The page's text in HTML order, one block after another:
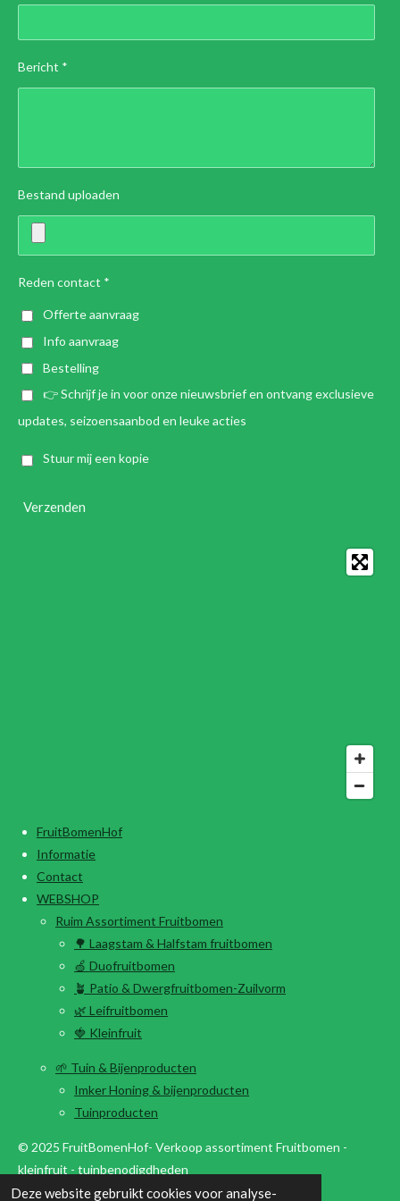
Deze website gebruikt cookies voor analyse-
Bericht *
Bestand uploaden
Reden contact *
Offerte aanvraag
Info aanvraag
Bestelling
👉 Schrijf je in voor onze nieuwsbrief en ontvang exclusieve
updates, seizoensaanbod en leuke acties
Stuur mij een kopie
Verzenden
FruitBomenHof
Informatie
Contact
WEBSHOP
Ruim Assortiment Fruitbomen
🌳 Laagstam & Halfstam fruitbomen
🍏 Duofruitbomen
🪴 Patio & Dwergfruitbomen-Zuilvorm
🌿 Leifruitbomen
🍓 Kleinfruit
🌱 Tuin & Bijenproducten
Imker Honing & bijenproducten
Tuinproducten
© 2025 FruitBomenHof- Verkoop assortiment Fruitbomen -
kleinfruit - tuinbenodigdheden
Powered byJouwWeb